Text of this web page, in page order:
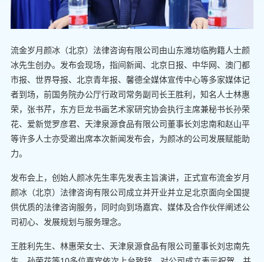
流金岁月颜冰（北京）法律咨询有限公司由山东潍坊临朐籍人士颜
冰先生创办。发布会现场，指间新闻、北京日报、中华网、澳门都
市报、世界导报、北京青年报、馨德全媒体宣传中心等多家媒体记
者到场，前国务院办公厅行政司常务副司长王胜利，知名人士林惠
荣，张书芹，东方巨龙书画艺术家研究协会执行主席兼秘书长孙荣
花、爱新觉罗彦君、天津泉源食品有限公司董事长刘忠南和赵山平
等许多人士亦受邀出席本次新闻发布会，为颜冰的公司发展赋能助
力。
发布会上，创始人颜冰先生率先发表主旨演讲，正式宣布流金岁月
颜冰（北京）法律咨询有限公司成立并开业并立足北京面向全国提
供优质的法律咨询服务，同时向到场嘉宾、媒体及合作伙伴阐述公
司初心、发展规划与服务理念。
王胜利先生、林惠荣女士、天津泉源食品有限公司董事长刘忠南先